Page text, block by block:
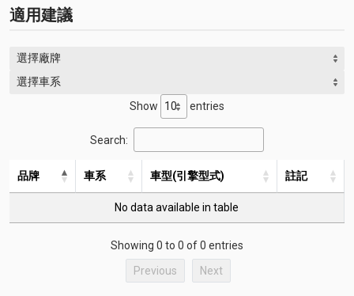
適用建議
選擇廠牌
選擇車系
Show
entries
Search:
品牌 車系 車型(引擎型式) 註記
No data available in table
Showing 0 to 0 of 0 entries
Previous Next